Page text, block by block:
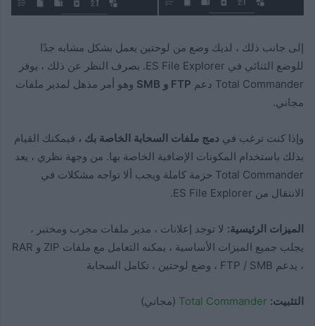
إلى جانب ذلك ، لديك وضع من لوحتين يعمل بشكل مشابه جدًا
للوضع الثنائي في ES File Explorer. بصرف النظر عن ذلك ، يوفر
Total Commander دعم
FTP و SMB
وهو أمر مذهل لمدير ملفات
مجاني.
وإذا كنت ترغب في دمج ملفات السحابة الخاصة بك ، فيمكنك القيام
بذلك باستخدام المكونات الإضافية الخاصة بها. من وجهة نظري ، يعد
Total Commander حزمة كاملة ويجب ألا تواجه مشكلات في
الانتقال من ES File Explorer.
الميزات الرئيسية: لا توجد إعلانات ، مدير ملفات مجرب ومختبر ،
يجلب جميع الميزات الأساسية ، يمكنه التعامل مع ملفات ZIP و RAR
، يدعم FTP / SMB ، وضع لوحتين ، تكامل السحابة
التثبيت: Total Commander (مجاني)